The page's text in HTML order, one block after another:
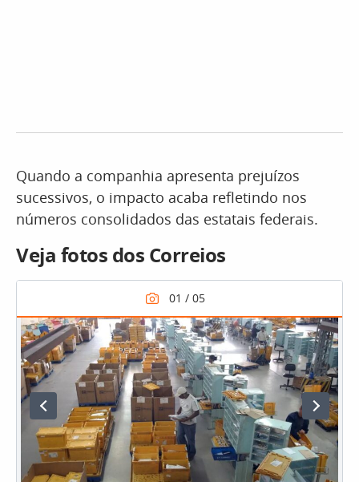
Quando a companhia apresenta prejuízos
sucessivos, o impacto acaba refletindo nos
números consolidados das estatais federais.
Veja fotos dos Correios